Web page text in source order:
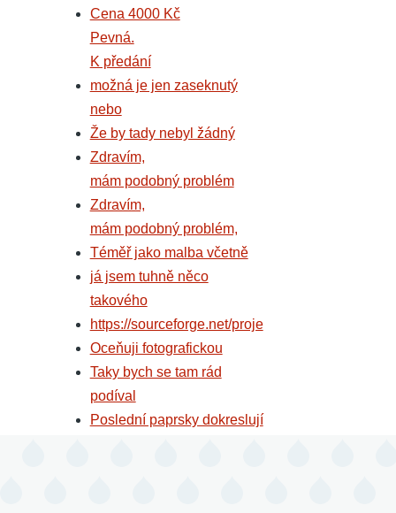
Cena 4000 Kč
Pevná.
K předání
možná je jen zaseknutý
nebo
Že by tady nebyl žádný
Zdravím,
mám podobný problém
Zdravím,
mám podobný problém,
Téměř jako malba včetně
já jsem tuhně něco
takového
https://sourceforge.net/proje
Oceňuji fotografickou
Taky bych se tam rád
podíval
Poslední paprsky dokreslují